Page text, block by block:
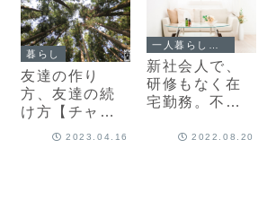
暮らし
友達の作り
方、友達の続
け方【チャイ
処キングのナ
2023.04.16
新社会人で、
研修もなく在
宅勤務。不安
いしたソファ
2022.08.20